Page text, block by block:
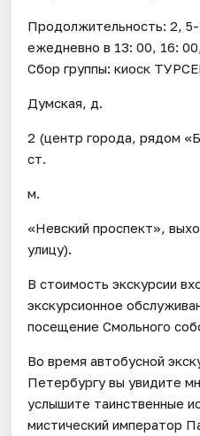
Продолжительность: 2, 5-
ежедневно в 13: 00, 16:
Сбор группы: киоск
Думская, д.
2 (центр города, рядом
ст.
м.
«Невский проспект»,
улицу).
В стоимость экскурсии
экскурсионное
посещение Смольного
Во время автобусной
Петербургу вы увидите
услышите таинственные
мистический император